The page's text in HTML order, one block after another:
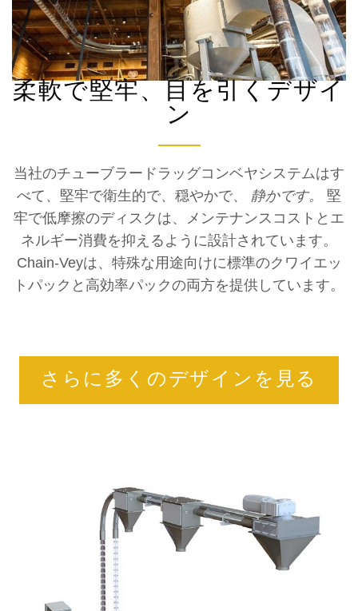
柔軟で堅牢、目を引くデザイ
ン
当社のチューブラードラッグコンベヤシステムはす
べて、堅牢で衛生的で、穏やかで、 静かです。
堅
牢で低摩擦のディスクは、メンテナンスコストとエ
ネルギー消費を抑えるように設計されています。
Chain-Veyは、特殊な用途向けに標準のクワイエッ
トパックと高効率パックの両方を提供しています。
さらに多くのデザインを見る